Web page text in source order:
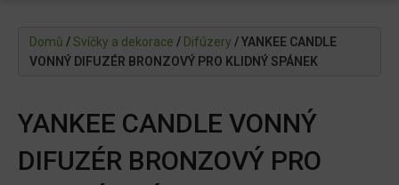
Domů /Svíčky a dekorace / Difúzery / YANKEE CANDLE
VONNÝ DIFUZÉR BRONZOVÝ PRO KLIDNÝ SPÁNEK
YANKEE CANDLE VONNÝ
DIFUZÉR BRONZOVÝ PRO